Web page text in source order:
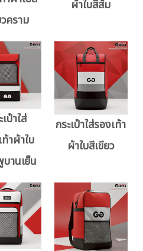
วคราม
ผ้าใบสีส้ม
เป๋าใส่
าผ้าใบ
านเย็น
กระเป๋าใส่รองเท้า
ผ้าใบสีเขียว